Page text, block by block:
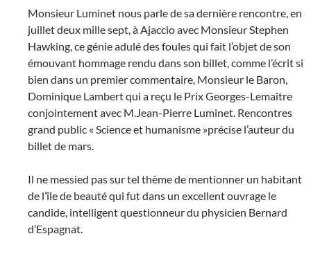
Monsieur Luminet nous parle de sa dernière rencontre, en
juillet deux mille sept, à Ajaccio avec Monsieur Stephen
Hawking, ce génie adulé des foules qui fait l’objet de son
émouvant hommage rendu dans son billet, comme l’écrit si
bien dans un premier commentaire, Monsieur le Baron,
Dominique Lambert qui a reçu le Prix Georges-Lemaître
conjointement avec M.Jean-Pierre Luminet. Rencontres
grand public « Science et humanisme »précise l’auteur du
billet de mars.
Il ne messied pas sur tel thème de mentionner un habitant
de l’île de beauté qui fut dans un excellent ouvrage le
candide, intelligent questionneur du physicien Bernard
d’Espagnat.